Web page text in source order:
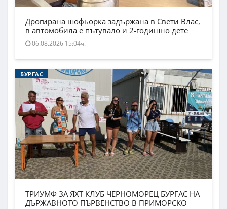
Дрогирана шофьорка задържана в Свети Влас,
в автомобила е пътувало и 2-годишно дете
06.08.2026 15:04ч.
БУРГАС
ТРИУМФ ЗА ЯХТ КЛУБ ЧЕРНОМОРЕЦ БУРГАС НА
ДЪРЖАВНОТО ПЪРВЕНСТВО В ПРИМОРСКО